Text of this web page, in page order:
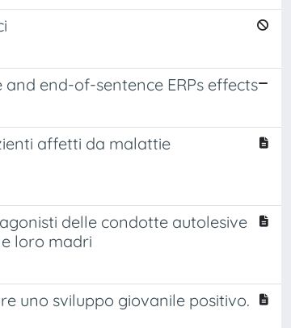
end-of-sentence ERPs effects
affetti da malattie
delle condotte autolesive
loro madri
uno sviluppo giovanile positivo.